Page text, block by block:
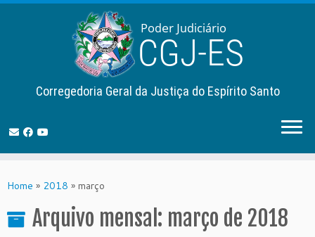
to
Corregedoria Geral da Justiça do Espírito Santo
Home » 2018 » março
Arquivo mensal: março de 2018